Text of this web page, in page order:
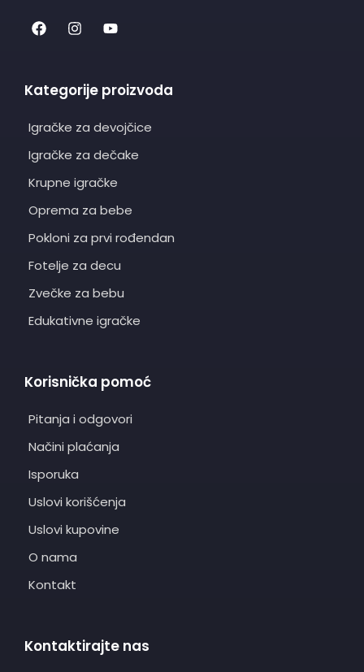
Kategorije proizvoda
Igračke za devojčice
Igračke za dečake
Krupne igračke
Oprema za bebe
Pokloni za prvi rođendan
Fotelje za decu
Zvečke za bebu
Edukativne igračke
Korisnička pomoć
Pitanja i odgovori
Načini plaćanja
Isporuka
Uslovi korišćenja
Uslovi kupovine
O nama
Kontakt
Kontaktirajte nas